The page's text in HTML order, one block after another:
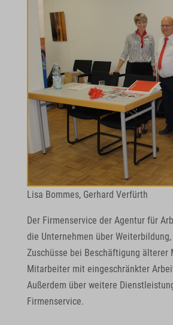
Lisa Bommes, Gerhard Verfürth
Der Firmenservice der Agentur für
die Unternehmen über Weiterbildung,
Zuschüsse bei Beschäftigung älterer
Mitarbeiter mit eingeschränkter
Außerdem über weitere
Firmenservice.